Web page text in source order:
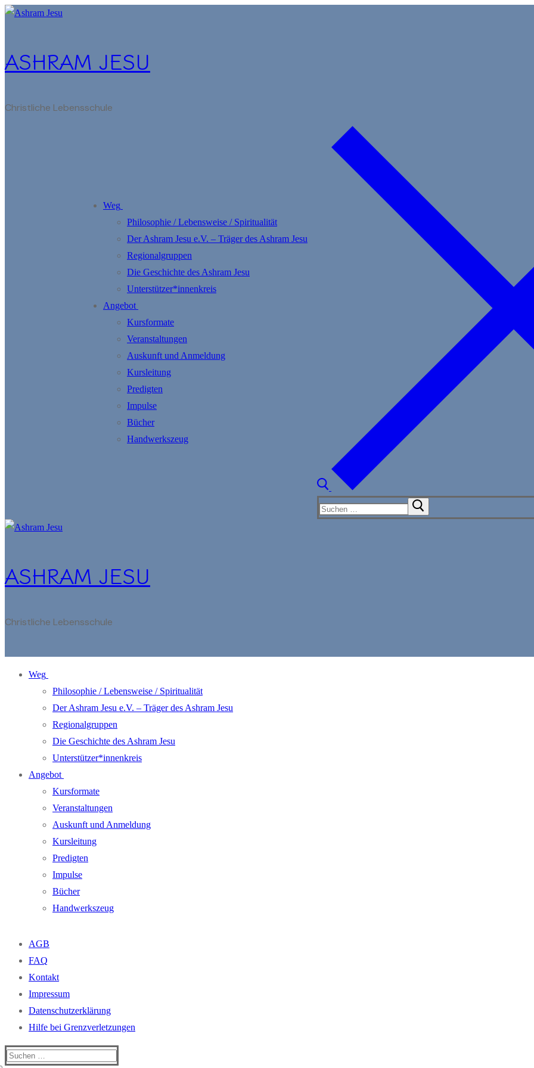
Zum
Menü
Schließen
ASHRAM JESU
Christliche Lebensschule
Weg
Philosophie / Lebensweise / Spiritualität
Der Ashram Jesu e.V. – Träger des Ashram Jesu
Regionalgruppen
Die Geschichte des Ashram Jesu
Unterstützer*innenkreis
Angebot
Kursformate
Veranstaltungen
Auskunft und Anmeldung
Kursleitung
Predigten
Impulse
Bücher
Handwerkszeug
Suchen
nach:
ASHRAM JESU
Christliche Lebensschule
Weg
Philosophie / Lebensweise / Spiritualität
Der Ashram Jesu e.V. – Träger des Ashram Jesu
Regionalgruppen
Die Geschichte des Ashram Jesu
Unterstützer*innenkreis
Angebot
Kursformate
Veranstaltungen
Auskunft und Anmeldung
Kursleitung
Predigten
Impulse
Bücher
Handwerkszeug
AGB
FAQ
Kontakt
Impressum
Datenschutzerklärung
Hilfe bei Grenzverletzungen
Suchen